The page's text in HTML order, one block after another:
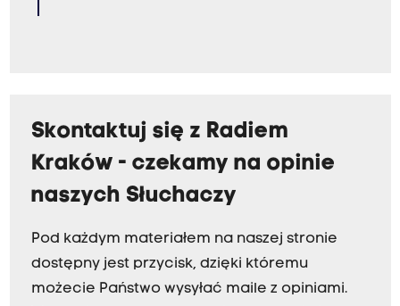
Skontaktuj się z Radiem
Kraków - czekamy na opinie
naszych Słuchaczy
Pod każdym materiałem na naszej stronie
dostępny jest przycisk, dzięki któremu
możecie Państwo wysyłać maile z opiniami.